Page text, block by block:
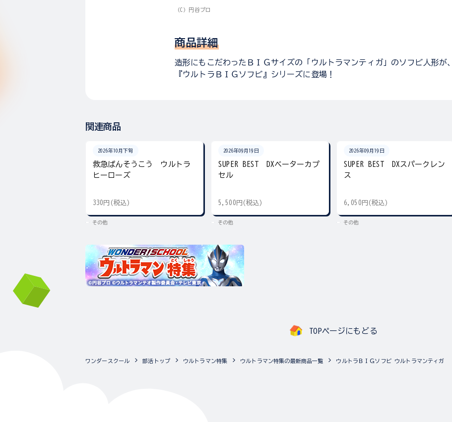
（C）円谷プロ
商品詳細
造形にもこだわったＢＩＧサイズの「ウルトラマンティガ」のソフビ人形が、
『ウルトラＢＩＧソフビ』シリーズに登場！
関連商品
2026年10月下旬
救急ばんそうこう ウルトラ
ヒーローズ
330円(税込)
その他
2026年09月19日
SUPER BEST DXベーターカプ
セル
5,500円(税込)
その他
2026年09月19日
SUPER BEST DXスパークレン
ス
6,050円(税込)
その他
TOPページにもどる
ワンダースクール 部活トップ ウルトラマン特集 ウルトラマン特集の最新商品一覧 ウルトラＢＩＧソフビ ウルトラマンティガ